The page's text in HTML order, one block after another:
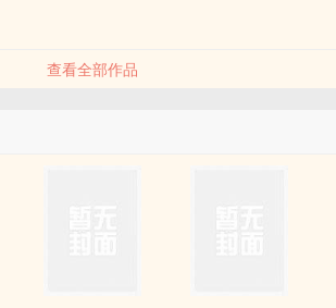
查看全部作品